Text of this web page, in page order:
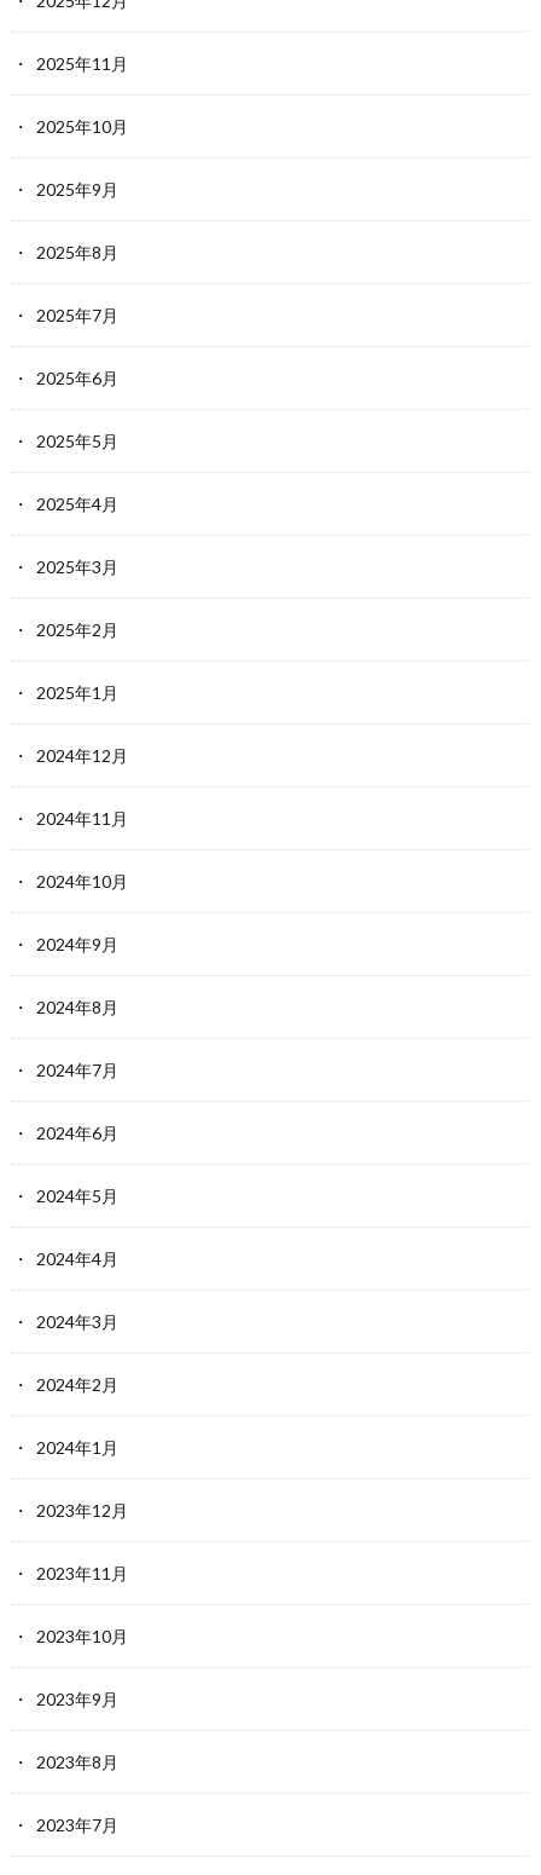
2025年11月
2025年10月
2025年9月
2025年8月
2025年7月
2025年6月
2025年5月
2025年4月
2025年3月
2025年2月
2025年1月
2024年12月
2024年11月
2024年10月
2024年9月
2024年8月
2024年7月
2024年6月
2024年5月
2024年4月
2024年3月
2024年2月
2024年1月
2023年12月
2023年11月
2023年10月
2023年9月
2023年8月
2023年7月